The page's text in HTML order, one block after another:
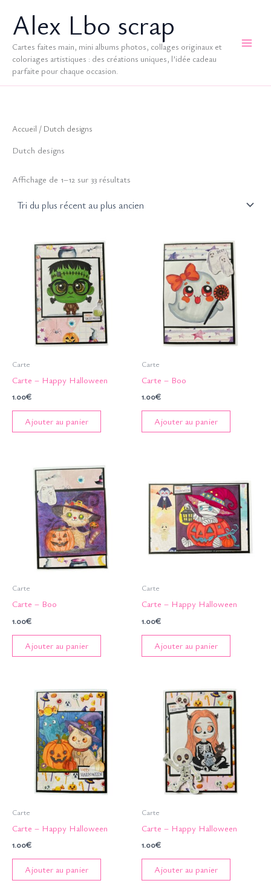
contenuAlex Lbo scrap
Cartes faites main, mini albums photos, collages originaux et
coloriages artistiques : des créations uniques, l’idée cadeau
parfaite pour chaque occasion.
Accueil / Dutch designs
Dutch designs
Affichage de 1–12 sur 33 résultats
récent
au
Carte
Carte – Happy Halloween
1.00€
Ajouter au panier
Carte
Carte – Boo
1.00€
Ajouter au panier
Carte
Carte – Boo
1.00€
Ajouter au panier
Carte
Carte – Happy Halloween
1.00€
Ajouter au panier
Carte
Carte – Happy Halloween
1.00€
Ajouter au panier
Carte
Carte – Happy Halloween
1.00€
Ajouter au panier